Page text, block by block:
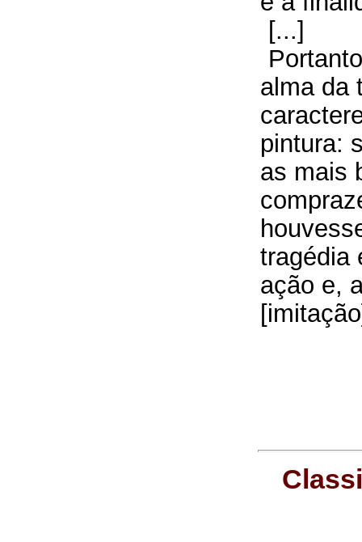
[...]
alma da
pintura:
as mais
tragédia
ação e,